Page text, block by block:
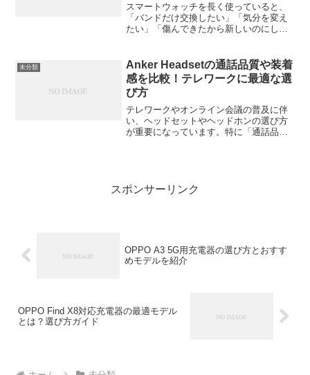
スマートウォッチを長く使っていると、
「バンドだけ交換したい」「気分を変え
たい」「傷んできたから新しいのにした
「サイズとかあるの？」と迷ってしまう
人も多いはず。この記事では...
未分類
Anker Headsetの通話品質や装着
感を比較！テレワークに最適な選
び方
テレワークやオンライン会議の普及に伴
い、ヘッドセットやヘッドホンの選び方
が重要になっています。特に「通話品
スポンサーリンク
OPPO A3 5G用充電器の選び方とおすす
めモデルを紹介
OPPO Find X8対応充電器の最適モデル
とは？選び方ガイド